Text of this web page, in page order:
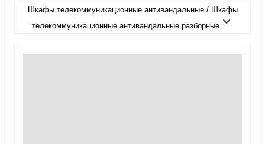
Шкафы телекоммуникационные антивандальные / Шкафы
телекоммуникационные антивандальные разборные